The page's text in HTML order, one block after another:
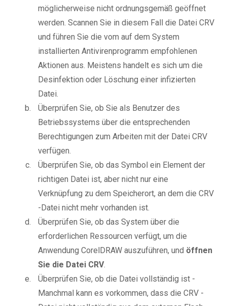
möglicherweise nicht ordnungsgemäß geöffnet
werden. Scannen Sie in diesem Fall die Datei CRV
und führen Sie die vom auf dem System
installierten Antivirenprogramm empfohlenen
Aktionen aus. Meistens handelt es sich um die
Desinfektion oder Löschung einer infizierten
Datei.
Überprüfen Sie, ob Sie als Benutzer des
Betriebssystems über die entsprechenden
Berechtigungen zum Arbeiten mit der Datei CRV
verfügen.
Überprüfen Sie, ob das Symbol ein Element der
richtigen Datei ist, aber nicht nur eine
Verknüpfung zu dem Speicherort, an dem die CRV
-Datei nicht mehr vorhanden ist.
Überprüfen Sie, ob das System über die
erforderlichen Ressourcen verfügt, um die
Anwendung CorelDRAW auszuführen, und öffnen
Sie die Datei CRV.
Überprüfen Sie, ob die Datei vollständig ist -
Manchmal kann es vorkommen, dass die CRV -